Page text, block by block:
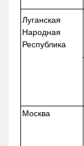
Луганская
Народная
Республика
Москва